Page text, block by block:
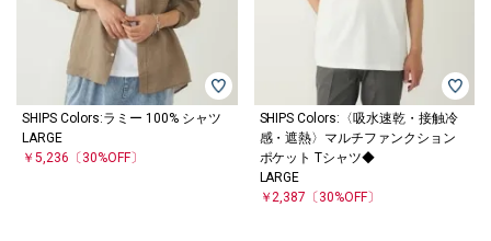
SHIPS Colors:ラミー 100% シャツ
LARGE
￥5,236 〔30%OFF〕
SHIPS Colors:〈吸水速乾・接触冷
感・遮熱〉マルチファンクション
ポケット Tシャツ◆
LARGE
￥2,387 〔30%OFF〕